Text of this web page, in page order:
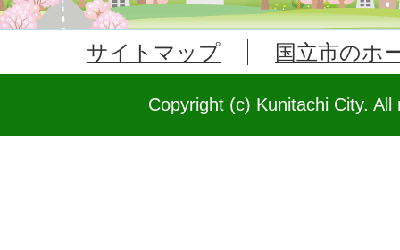
サイトマップ 国立市のホ
Copyright (c) Kunitachi City.